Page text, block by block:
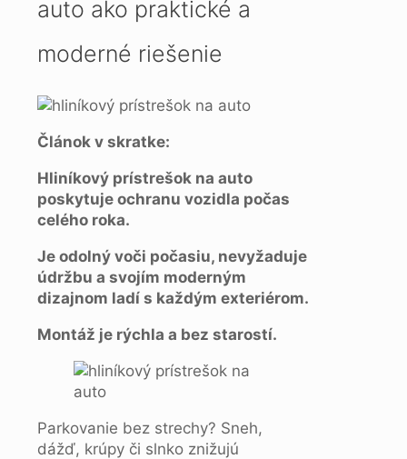
auto ako praktické a
moderné riešenie
Článok v skratke:
Hliníkový prístrešok na auto
poskytuje ochranu vozidla počas
celého roka.
Je odolný voči počasiu, nevyžaduje
údržbu a svojím moderným
dizajnom ladí s každým exteriérom.
Montáž je rýchla a bez starostí.
Parkovanie bez strechy? Sneh,
dážď, krúpy či slnko znižujú